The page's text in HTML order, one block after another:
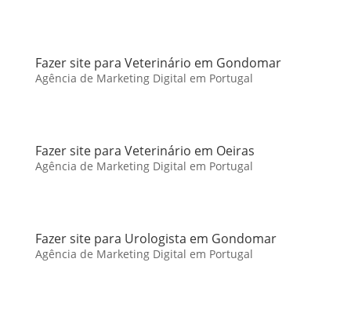
Fazer site para Veterinário em Gondomar
Agência de Marketing Digital em Portugal
Fazer site para Veterinário em Oeiras
Agência de Marketing Digital em Portugal
Fazer site para Urologista em Gondomar
Agência de Marketing Digital em Portugal